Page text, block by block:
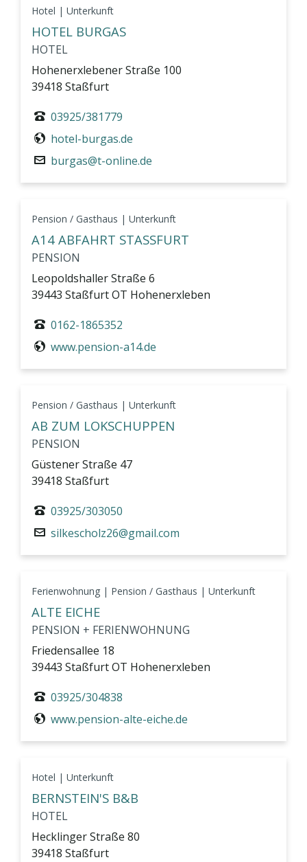
Hotel | Unterkunft
HOTEL BURGAS
HOTEL
Hohenerxlebener Straße 100
39418 Staßfurt
03925/381779
hotel-burgas.de
burgas@t-online.de
Pension / Gasthaus | Unterkunft
A14 ABFAHRT STASSFURT
PENSION
Leopoldshaller Straße 6
39443 Staßfurt OT Hohenerxleben
0162-1865352
www.pension-a14.de
Pension / Gasthaus | Unterkunft
AB ZUM LOKSCHUPPEN
PENSION
Güstener Straße 47
39418 Staßfurt
03925/303050
silkescholz26@gmail.com
Ferienwohnung | Pension / Gasthaus | Unterkunft
ALTE EICHE
PENSION + FERIENWOHNUNG
Friedensallee 18
39443 Staßfurt OT Hohenerxleben
03925/304838
www.pension-alte-eiche.de
Hotel | Unterkunft
BERNSTEIN'S B&B
HOTEL
Hecklinger Straße 80
39418 Staßfurt